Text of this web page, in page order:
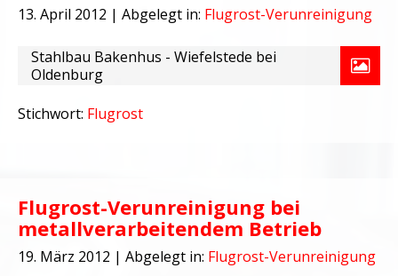
13. April 2012 | Abgelegt in: Flugrost-Verunreinigung
Stahlbau Bakenhus - Wiefelstede bei
Oldenburg
Stichwort: Flugrost
Flugrost-Verunreinigung bei
metallverarbeitendem Betrieb
19. März 2012 | Abgelegt in: Flugrost-Verunreinigung